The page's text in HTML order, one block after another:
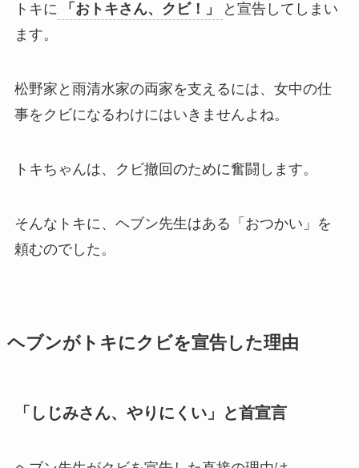
トキに
「おトキさん、クビ！」
と宣告してしまい
ます。
松野家と雨清水家の両家を支えるには、女中の仕
事をクビになるわけにはいきませんよね。
トキちゃんは、クビ撤回のために奮闘します。
そんなトキに、ヘブン先生はある「おつかい」を
頼むのでした。
ヘブンがトキにクビを宣告した理由
「しじみさん、やりにくい」と首宣言